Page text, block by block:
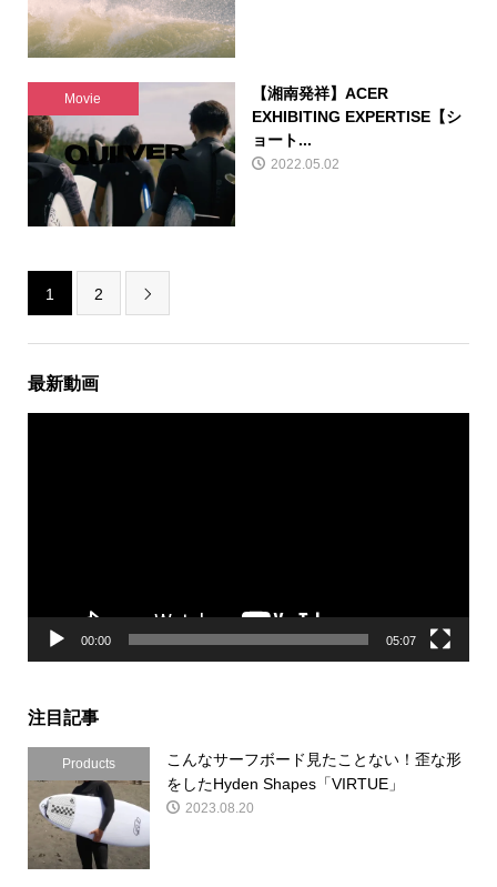
Movie
【湘南発祥】ACER
EXHIBITING EXPERTISE【シ
ョート...
2022.05.02
1 2 
最新動画
00:00 05:07
注目記事
Products
こんなサーフボード見たことない！歪な形
をしたHyden Shapes「VIRTUE」
2023.08.20